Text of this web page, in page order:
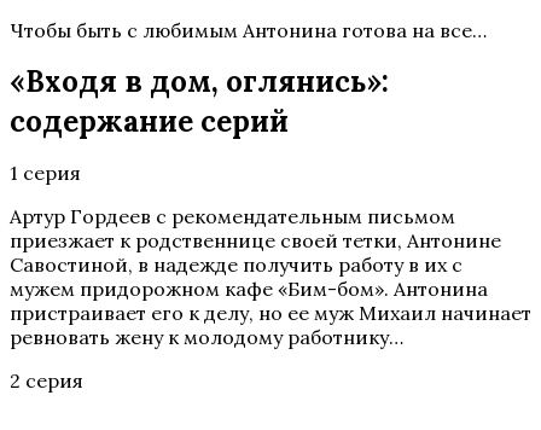
Чтобы быть с любимым Антонина готова на все…
«Входя в дом, оглянись»:
содержание серий
1 серия
Артур Гордеев с рекомендательным письмом
приезжает к родственнице своей тетки, Антонине
Савостиной, в надежде получить работу в их с
мужем придорожном кафе «Бим-бом». Антонина
пристраивает его к делу, но ее муж Михаил начинает
ревновать жену к молодому работнику…
2 серия